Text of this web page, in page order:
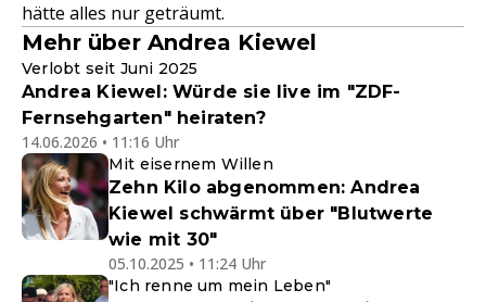
hätte alles nur geträumt.
Mehr über Andrea Kiewel
Verlobt seit Juni 2025
Andrea Kiewel: Würde sie live im "ZDF-
Fernsehgarten" heiraten?
14.06.2026 • 11:16 Uhr
Mit eisernem Willen
Zehn Kilo abgenommen: Andrea
Kiewel schwärmt über "Blutwerte
wie mit 30"
05.10.2025 • 11:24 Uhr
"Ich renne um mein Leben"